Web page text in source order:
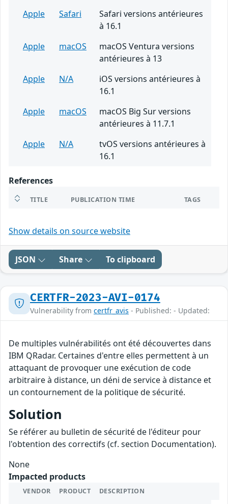
Apple
Safari
Safari versions antérieures
à 16.1
Apple
macOS
macOS Ventura versions
antérieures à 13
Apple
N/A
iOS versions antérieures à
16.1
Apple
macOS
macOS Big Sur versions
antérieures à 11.7.1
Apple
N/A
tvOS versions antérieures à
16.1
References
TITLE PUBLICATION TIME TAGS
Show details on source website
JSON Share To clipboard
CERTFR-2023-AVI-0174
Vulnerability from certfr_avis - Published: - Updated:
De multiples vulnérabilités ont été découvertes dans
IBM QRadar. Certaines d'entre elles permettent à un
attaquant de provoquer une exécution de code
arbitraire à distance, un déni de service à distance et
un contournement de la politique de sécurité.
Solution
Se référer au bulletin de sécurité de l'éditeur pour
l'obtention des correctifs (cf. section Documentation).
None
Impacted products
VENDOR PRODUCT DESCRIPTION